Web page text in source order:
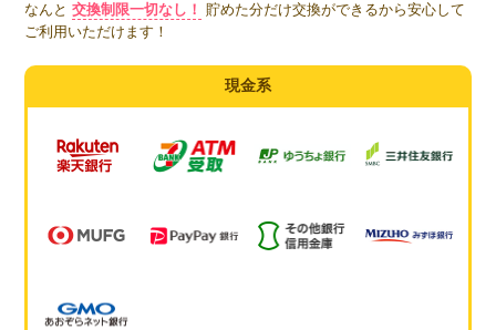
なんと 交換制限一切なし！
貯めた分だけ交換ができるから安心して
ご利用いただけます！
現金系